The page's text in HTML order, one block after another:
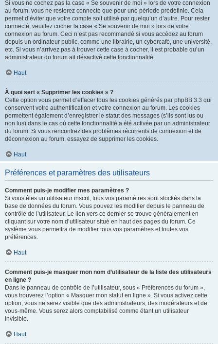
Si vous ne cochez pas la case « Se souvenir de moi » lors de votre connexion
au forum, vous ne resterez connecté que pour une période prédéfinie. Cela
permet d’éviter que votre compte soit utilisé par quelqu’un d’autre. Pour rester
connecté, veuillez cocher la case « Se souvenir de moi » lors de votre
connexion au forum. Ceci n’est pas recommandé si vous accédez au forum
depuis un ordinateur public, comme une librairie, un cybercafé, une université,
etc. Si vous n’arrivez pas à trouver cette case à cocher, il est probable qu’un
administrateur du forum ait désactivé cette fonctionnalité.
Haut
À quoi sert « Supprimer les cookies » ?
Cette option vous permet d’effacer tous les cookies générés par phpBB 3.3 qui
conservent votre authentification et votre connexion au forum. Les cookies
permettent également d’enregistrer le statut des messages (s’ils sont lus ou
non lus) dans le cas où cette fonctionnalité a été activée par un administrateur
du forum. Si vous rencontrez des problèmes récurrents de connexion et de
déconnexion au forum, essayez de supprimer les cookies.
Haut
Préférences et paramètres des utilisateurs
Comment puis-je modifier mes paramètres ?
Si vous êtes un utilisateur inscrit, tous vos paramètres sont stockés dans la
base de données du forum. Vous pouvez les modifier depuis le panneau de
contrôle de l’utilisateur. Le lien vers ce dernier se trouve généralement en
cliquant sur votre nom d’utilisateur situé en haut des pages du forum. Ce
système vous permettra de modifier tous vos paramètres et toutes vos
préférences.
Haut
Comment puis-je masquer mon nom d’utilisateur de la liste des utilisateurs
en ligne ?
Dans le panneau de contrôle de l’utilisateur, sous « Préférences du forum »,
vous trouverez l’option « Masquer mon statut en ligne ». Si vous activez cette
option, vous ne serez visible que des administrateurs, des modérateurs et de
vous-même. Vous serez alors comptabilisé comme étant un utilisateur
invisible.
Haut